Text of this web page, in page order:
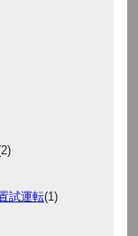
試運転(1)